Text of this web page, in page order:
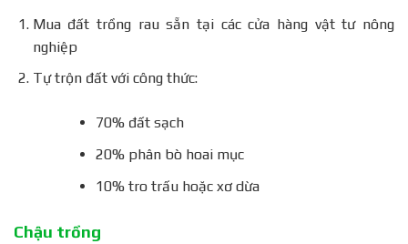
Mua đất trồng rau sẵn tại các cửa hàng vật tư nông
nghiệp
Tự trộn đất với công thức:
70% đất sạch
20% phân bò hoai mục
10% tro trấu hoặc xơ dừa
Chậu trồng